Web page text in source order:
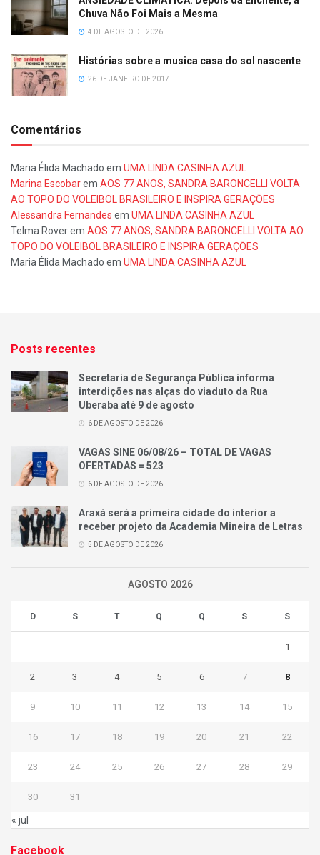
Chuva Não Foi Mais a Mesma
4 DE AGOSTO DE 2026
Histórias sobre a musica casa do sol nascente
26 DE JANEIRO DE 2017
Comentários
Maria Élida Machado em UMA LINDA CASINHA AZUL
Marina Escobarem AOS 77 ANOS, SANDRA BARONCELLI VOLTA
AO TOPO DO VOLEIBOL BRASILEIRO E INSPIRA GERAÇÕES
Alessandra Fernandes em UMA LINDA CASINHA AZUL
Telma Roverem AOS 77 ANOS, SANDRA BARONCELLI VOLTA AO
TOPO DO VOLEIBOL BRASILEIRO E INSPIRA GERAÇÕES
Maria Élida Machado em UMA LINDA CASINHA AZUL
Posts recentes
Secretaria de Segurança Pública informa
interdições nas alças do viaduto da Rua
Uberaba até 9 de agosto
6 DE AGOSTO DE 2026
VAGAS SINE 06/08/26 – TOTAL DE VAGAS
OFERTADAS = 523
6 DE AGOSTO DE 2026
Araxá será a primeira cidade do interior a
receber projeto da Academia Mineira de Letras
5 DE AGOSTO DE 2026
AGOSTO 2026
D S T Q Q S S
1
2 3 4 5 6 7 8
9 10 11 12 13 14 15
16 17 18 19 20 21 22
23 24 25 26 27 28 29
30 31
« jul
Facebook